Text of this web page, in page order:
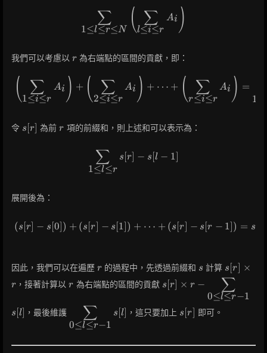
\sum_{1 \leq l \leq r \leq
1≤l≤r≤N
∑ ( l≤i≤r
∑ Ai )
我們可以考慮以 r
r 為右端點的區間的貢獻，即：
\left(\sum_{1 \leq i \leq r}
( 1≤i≤r
∑ Ai ) + ( 2≤i≤r
∑ Ai ) + ⋯ + ( r≤i≤r
∑ Ai ) =
1
令 s[r]
s [r] 為前r
r 項的前綴和，則上述和可以表示為：
\sum_{1 \leq l \leq r} s[r] -
1≤l≤r
∑ s r − s l − 1
展開後為：
(s[r] - s[0]) + (s[r] - s[1]) +
(s [r] − s [0]) + (s [r] − s [1]) + ⋯ + (s [r] − s [r − 1]) = s
因此，我們可以在遍歷 r
r 的過程中，先透過前綴和 s
s 計算 s[r]
\times
r
s [r] ×
r ，接著計算以r
r 為右端點的區間的貢獻 s[r] \times r -
\displaystyle\sum_{0
\leq l \leq r-1} s[l]
s [r] × r −
0≤l≤r−1
∑
s l ，最後維護
\displaystyle\sum_{0
\leq l \leq r-1} s[l]
0≤l≤r−1
∑ s [l ，這只要加上 s[r]
s [r 即可。